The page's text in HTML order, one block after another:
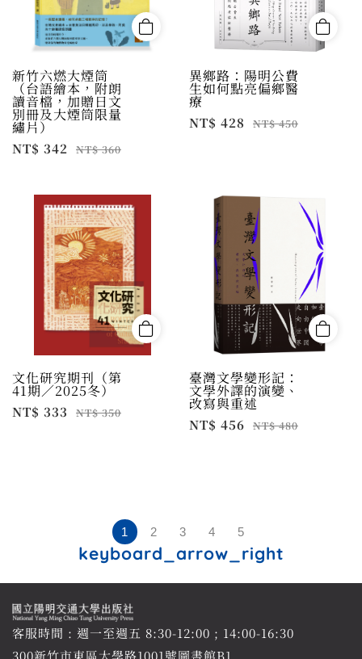
新竹六燃大煙筒
（台語繪本，附朗
讀音檔，加贈日文
別冊及大煙筒限量
繡片）
NT$ 342 NT$ 360
異鄉路：陽明公費
生如何點亮偏鄉醫
療
NT$ 428 NT$ 450
文化研究期刊（第
41期／2025冬）
NT$ 333 NT$ 350
臺灣文學變形記：
文學外譯的演變、
改寫與重述
NT$ 456 NT$ 480
1 2 3 4 5
keyboard_arrow_right
客服時間 : 週一至週五 8:30-12:00 ; 14:00-16:30